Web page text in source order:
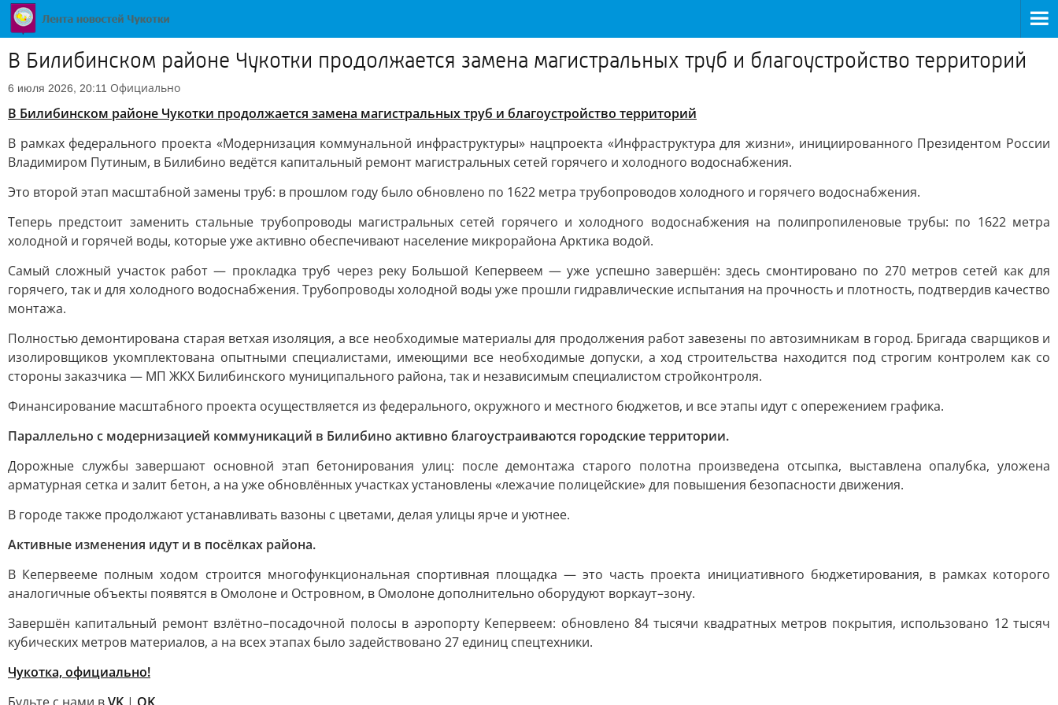
В Билибинском районе Чукотки продолжается замена магистральных труб и благоустройство территорий
6 июля 2026, 20:11 Официально
В Билибинском районе Чукотки продолжается замена магистральных труб и благоустройство территорий
В рамках федерального проекта «Модернизация коммунальной инфраструктуры» нацпроекта «Инфраструктура для жизни», инициированного Президентом России
Владимиром Путиным, в Билибино ведётся капитальный ремонт магистральных сетей горячего и холодного водоснабжения.
Это второй этап масштабной замены труб: в прошлом году было обновлено по 1622 метра трубопроводов холодного и горячего водоснабжения.
Теперь предстоит заменить стальные трубопроводы магистральных сетей горячего и холодного водоснабжения на полипропиленовые трубы: по 1622 метра
холодной и горячей воды, которые уже активно обеспечивают население микрорайона Арктика водой.
Самый сложный участок работ — прокладка труб через реку Большой Кепервеем — уже успешно завершён: здесь смонтировано по 270 метров сетей как для
горячего, так и для холодного водоснабжения. Трубопроводы холодной воды уже прошли гидравлические испытания на прочность и плотность, подтвердив качество
монтажа.
Полностью демонтирована старая ветхая изоляция, а все необходимые материалы для продолжения работ завезены по автозимникам в город. Бригада сварщиков и
изолировщиков укомплектована опытными специалистами, имеющими все необходимые допуски, а ход строительства находится под строгим контролем как со
стороны заказчика — МП ЖКХ Билибинского муниципального района, так и независимым специалистом стройконтроля.
Финансирование масштабного проекта осуществляется из федерального, окружного и местного бюджетов, и все этапы идут с опережением графика.
Параллельно с модернизацией коммуникаций в Билибино активно благоустраиваются городские территории.
Дорожные службы завершают основной этап бетонирования улиц: после демонтажа старого полотна произведена отсыпка, выставлена опалубка, уложена
арматурная сетка и залит бетон, а на уже обновлённых участках установлены «лежачие полицейские» для повышения безопасности движения.
В городе также продолжают устанавливать вазоны с цветами, делая улицы ярче и уютнее.
Активные изменения идут и в посёлках района.
В Кепервееме полным ходом строится многофункциональная спортивная площадка — это часть проекта инициативного бюджетирования, в рамках которого
аналогичные объекты появятся в Омолоне и Островном, в Омолоне дополнительно оборудуют воркаут–зону.
Завершён капитальный ремонт взлётно–посадочной полосы в аэропорту Кепервеем: обновлено 84 тысячи квадратных метров покрытия, использовано 12 тысяч
кубических метров материалов, а на всех этапах было задействовано 27 единиц спецтехники.
Чукотка, официально!